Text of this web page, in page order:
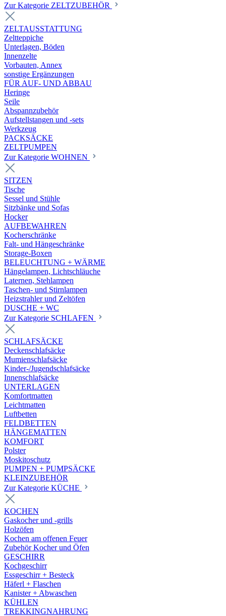
Zur Kategorie ZELTZUBEHÖR
ZELTAUSSTATTUNG
Zeltteppiche
Unterlagen, Böden
Innenzelte
Vorbauten, Annex
sonstige Ergänzungen
FÜR AUF- UND ABBAU
Heringe
Seile
Abspannzubehör
Aufstellstangen und -sets
Werkzeug
PACKSÄCKE
ZELTPUMPEN
Zur Kategorie WOHNEN
SITZEN
Tische
Sessel und Stühle
Sitzbänke und Sofas
Hocker
AUFBEWAHREN
Kocherschränke
Falt- und Hängeschränke
Storage-Boxen
BELEUCHTUNG + WÄRME
Hängelampen, Lichtschläuche
Laternen, Stehlampen
Taschen- und Stirnlampen
Heizstrahler und Zeltöfen
DUSCHE + WC
Zur Kategorie SCHLAFEN
SCHLAFSÄCKE
Deckenschlafsäcke
Mumienschlafsäcke
Kinder-/Jugendschlafsäcke
Innenschlafsäcke
UNTERLAGEN
Komfortmatten
Leichtmatten
Luftbetten
FELDBETTEN
HÄNGEMATTEN
KOMFORT
Polster
Moskitoschutz
PUMPEN + PUMPSÄCKE
KLEINZUBEHÖR
Zur Kategorie KÜCHE
KOCHEN
Gaskocher und -grills
Holzöfen
Kochen am offenen Feuer
Zubehör Kocher und Öfen
GESCHIRR
Kochgeschirr
Essgeschirr + Besteck
Häferl + Flaschen
Kanister + Abwaschen
KÜHLEN
TREKKINGNAHRUNG